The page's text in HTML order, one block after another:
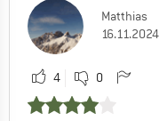
Matthias
16.11.2024
4 0